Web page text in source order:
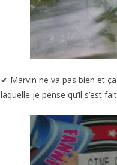
✔︎ Marvin ne va pas bien et
laquelle je pense qu’il s’est